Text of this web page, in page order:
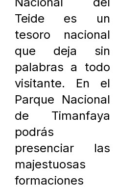
Teide es un
tesoro nacional
que deja sin
palabras a todo
visitante. En el
Parque Nacional
de Timanfaya
podrás
presenciar las
majestuosas
formaciones